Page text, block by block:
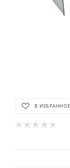
В ИЗБРАННОЕ